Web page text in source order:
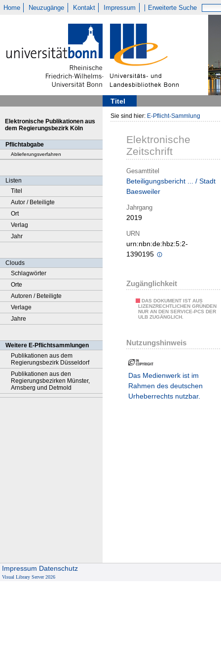
Home Neuzugänge Kontakt Impressum Erweiterte Suche
Titel
Elektronische Publikationen aus
dem Regierungsbezirk Köln
Pflichtabgabe
Ablieferungsverfahren
Listen
Titel
Autor / Beteiligte
Ort
Verlag
Jahr
Clouds
Schlagwörter
Orte
Autoren / Beteiligte
Verlage
Jahre
Weitere E-Pflichtsammlungen
Publikationen aus dem
Regierungsbezirk Düsseldorf
Publikationen aus den
Regierungsbezirken Münster,
Arnsberg und Detmold
Sie sind hier: E-Pflicht-Sammlung
Elektronische
Zeitschrift
Gesamttitel
Beteiligungsbericht ... / Stadt
Baesweiler
Jahrgang
2019
URN
urn:nbn:de:hbz:5:2-
1390195
Zugänglichkeit
DAS DOKUMENT IST AUS
LIZENZRECHTLICHEN GRÜNDEN
NUR AN DEN SERVICE-PCS DER
ULB ZUGÄNGLICH.
Nutzungshinweis
Das Medienwerk ist im
Rahmen des deutschen
Urheberrechts nutzbar.
Impressum Datenschutz
Visual Library Server 2026